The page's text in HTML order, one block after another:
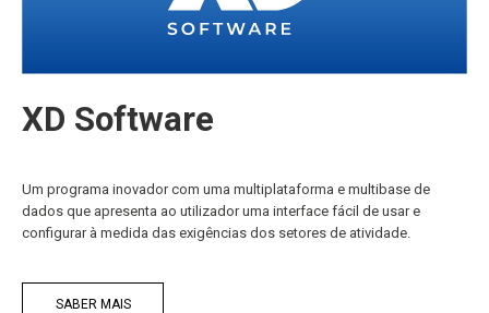
XD Software
Um programa inovador com uma multiplataforma e multibase de
dados que apresenta ao utilizador uma interface fácil de usar e
configurar à medida das exigências dos setores de atividade.
SABER MAIS